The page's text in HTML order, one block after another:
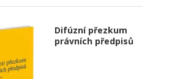
Difúzní přezkum
právních předpisů